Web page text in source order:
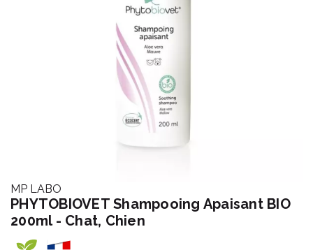
MP LABO
PHYTOBIOVET Shampooing Apaisant BIO
200ml - Chat, Chien